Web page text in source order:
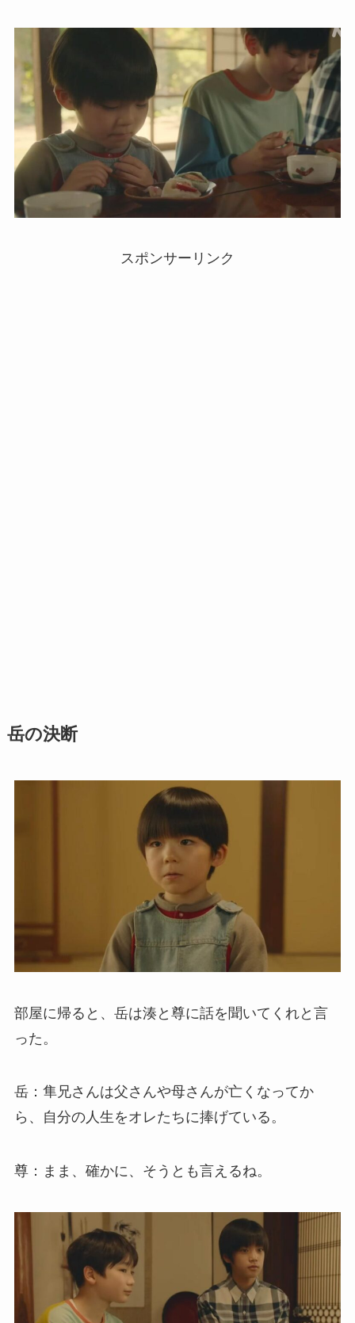
スポンサーリンク
岳の決断
部屋に帰ると、岳は湊と尊に話を聞いてくれと言
った。
岳：隼兄さんは父さんや母さんが亡くなってか
ら、自分の人生をオレたちに捧げている。
尊：まま、確かに、そうとも言えるね。